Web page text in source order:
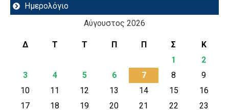
Ημερολόγιο
Αύγουστος 2026
Δ Τ Τ Π Π Σ
Κ
1
2
3
4 5 6 7 8
9
10
11 12 13 14 15
16
17
18 19 20 21 22
23